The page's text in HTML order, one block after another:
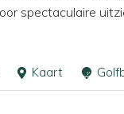
spectaculaire
Kaart